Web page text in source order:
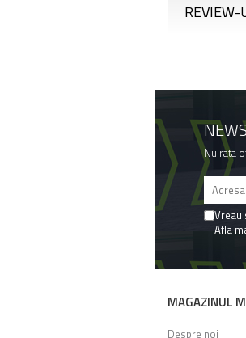
REVIEW-
Nu rata
Vreau
Afla
MAGAZINUL
Despre noi